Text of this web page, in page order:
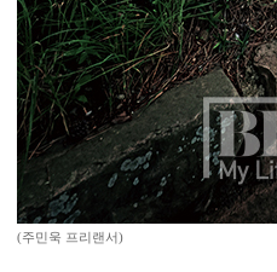
(주민욱 프리랜서)